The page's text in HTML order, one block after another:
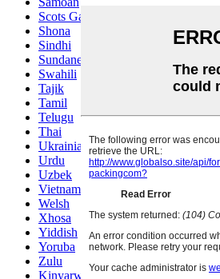
Scots Gaelic
Shona
Sindhi
Sundanese
Swahili
Tajik
Tamil
Telugu
Thai
Ukrainian
Urdu
Uzbek
Vietnamese
Welsh
Xhosa
Yiddish
Yoruba
Zulu
Kinyarwanda